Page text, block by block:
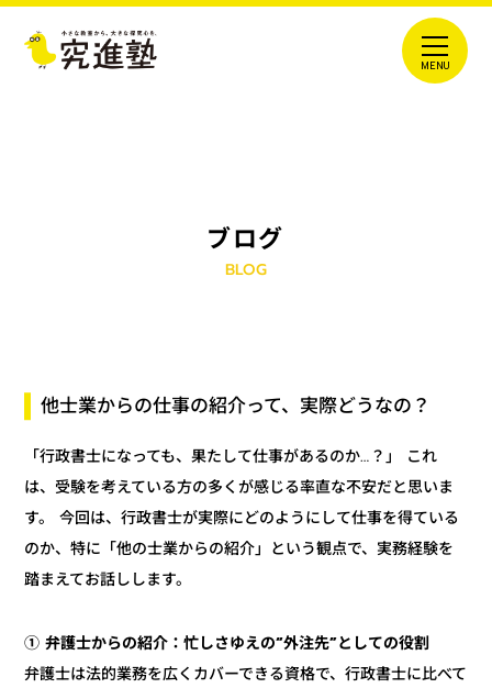
ブログ
BLOG
他士業からの仕事の紹介って、実際どうなの？
「行政書士になっても、果たして仕事があるのか…？」 これ
は、受験を考えている方の多くが感じる率直な不安だと思いま
す。 今回は、行政書士が実際にどのようにして仕事を得ている
のか、特に「他の士業からの紹介」という観点で、実務経験を
踏まえてお話しします。
① 弁護士からの紹介：忙しさゆえの“外注先”としての役割
弁護士は法的業務を広くカバーできる資格で、行政書士に比べて